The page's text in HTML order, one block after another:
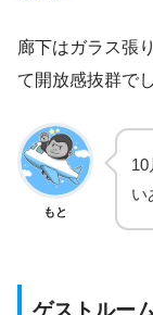
廊下はガラス張
て開放感抜群でし
もと
い
ゲストルー